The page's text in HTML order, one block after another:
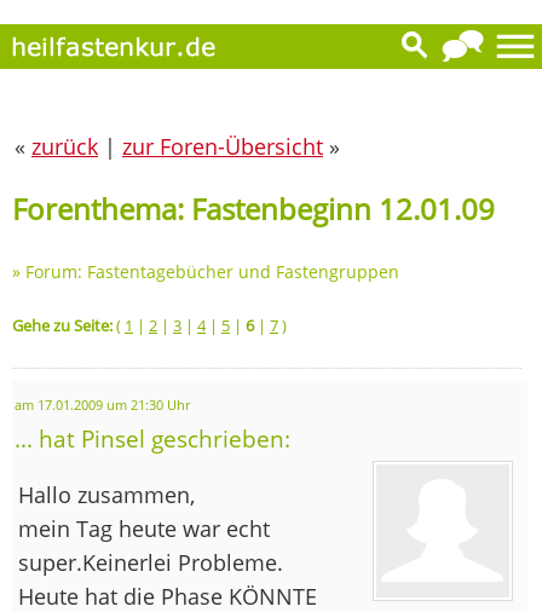
« zurück | zur Foren-Übersicht »
Forenthema: Fastenbeginn 12.01.09
» Forum: Fastentagebücher und Fastengruppen
Gehe zu Seite:( 1 | 2 | 3 | 4| 5 | 6| 7)
am 17.01.2009 um 21:30 Uhr
... hat Pinsel geschrieben:
Hallo zusammen,
mein Tag heute war echt
super.Keinerlei Probleme.
Heute hat die Phase KÖNNTE